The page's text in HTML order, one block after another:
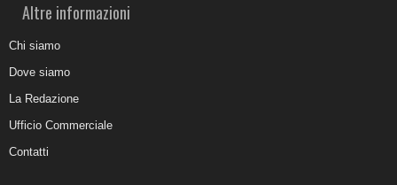
Altre informazioni
Chi siamo
Dove siamo
La Redazione
Ufficio Commerciale
Contatti